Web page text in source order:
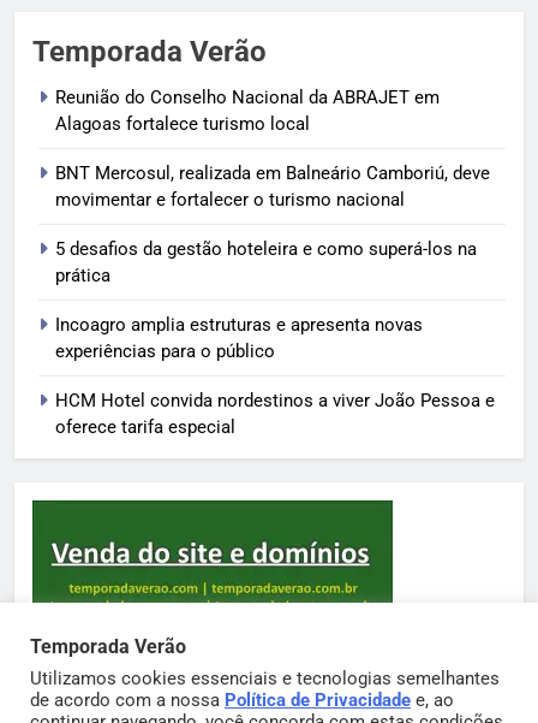
Temporada Verão
Reunião do Conselho Nacional da ABRAJET em
Alagoas fortalece turismo local
BNT Mercosul, realizada em Balneário Camboriú, deve
movimentar e fortalecer o turismo nacional
5 desafios da gestão hoteleira e como superá-los na
prática
Incoagro amplia estruturas e apresenta novas
experiências para o público
HCM Hotel convida nordestinos a viver João Pessoa e
oferece tarifa especial
Sortimento Temporada Verão 2026. Powered By
Temporada Verão
Utilizamos cookies essenciais e tecnologias semelhantes
de acordo com a nossa Política de Privacidade e, ao